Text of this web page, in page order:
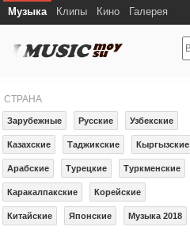
Музыка Клипы Кино Галерея
СТРАНА
Зарубежные Русские Узбекские
Казахские Таджикские Кыргызские
Арабские Турецкие Туркменские
Каракалпакские Корейские
Китайские Японские Музыка 2018